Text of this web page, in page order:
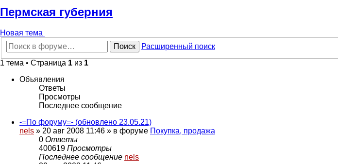
Пермская губерния
Новая тема
Поиск
Расширенный поиск
1 тема • Страница 1 из 1
Объявления
Ответы
Просмотры
Последнее сообщение
-=По форуму=- (обновлено 23.05.21)
nels » 20 авг 2008 11:46 » в форуме Покупка, продажа
0 Ответы
400619 Просмотры
Последнее сообщение nels